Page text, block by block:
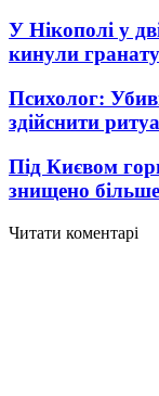
У Нікополі у
кинули гранату
Психолог:
здійснити
Під Києвом
знищено
Читати коментарі